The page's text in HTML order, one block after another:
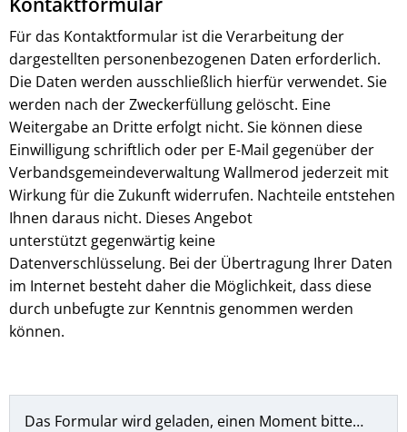
Für das Kontaktformular ist die Verarbeitung der
dargestellten personenbezogenen Daten erforderlich.
Die Daten werden ausschließlich hierfür verwendet. Sie
werden nach der Zweckerfüllung gelöscht. Eine
Weitergabe an Dritte erfolgt nicht. Sie können diese
Einwilligung schriftlich oder per E-Mail gegenüber der
Verbandsgemeindeverwaltung Wallmerod jederzeit mit
Wirkung für die Zukunft widerrufen. Nachteile entstehen
Ihnen daraus nicht. Dieses Angebot
unterstützt gegenwärtig keine
Datenverschlüsselung. Bei der Übertragung Ihrer Daten
im Internet besteht daher die Möglichkeit, dass diese
durch unbefugte zur Kenntnis genommen werden
können.
Das Formular wird geladen, einen Moment bitte…